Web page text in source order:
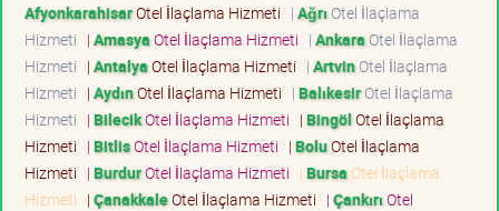
AfyonkarahisarOtel İlaçlama Hizmeti | Ağrı Otel İlaçlama
Hizmeti | AmasyaOtel İlaçlama Hizmeti | Ankara Otel İlaçlama
Hizmeti | AntalyaOtel İlaçlama Hizmeti | ArtvinOtel İlaçlama
Hizmeti | AydınOtel İlaçlama Hizmeti | BalıkesirOtel İlaçlama
Hizmeti | BilecikOtel İlaçlama Hizmeti | BingölOtel İlaçlama
Hizmeti | BitlisOtel İlaçlama Hizmeti | BoluOtel İlaçlama
Hizmeti | BurdurOtel İlaçlama Hizmeti | Bursa Otel İlaçlama
Hizmeti | ÇanakkaleOtel İlaçlama Hizmeti | ÇankırıOtel